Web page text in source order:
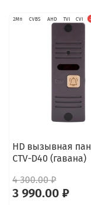
2Мп CVBS AHD TVI CVI
HD вызывная
CTV-D40 (гавана)
4 300.00 ₽
3 990.00 ₽